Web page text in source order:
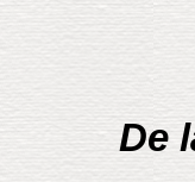
De